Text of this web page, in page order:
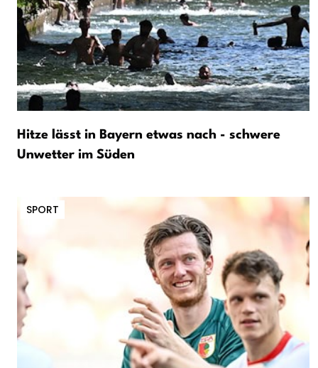
Hitze lässt in Bayern etwas nach - schwere
Unwetter im Süden
SPORT